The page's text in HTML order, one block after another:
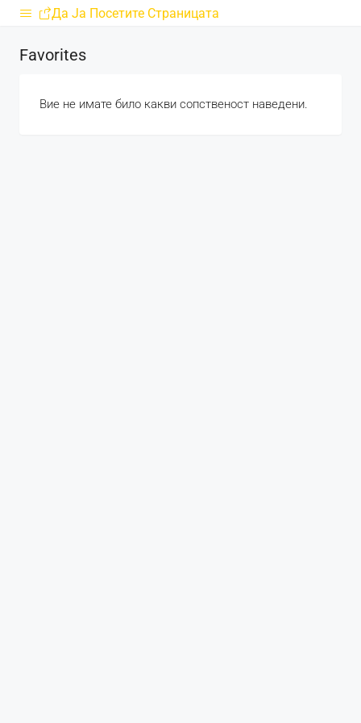
Да Ја Посетите Страницата
Favorites
Вие не имате било какви сопственост наведени.